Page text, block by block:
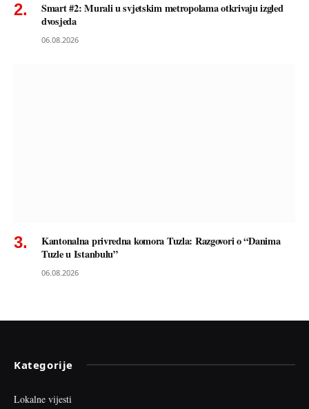
Smart #2: Murali u svjetskim metropolama otkrivaju izgled
dvosjeda
06.08.2026
Kantonalna privredna komora Tuzla: Razgovori o “Danima
Tuzle u Istanbulu”
06.08.2026
Kategorije
Lokalne vijesti